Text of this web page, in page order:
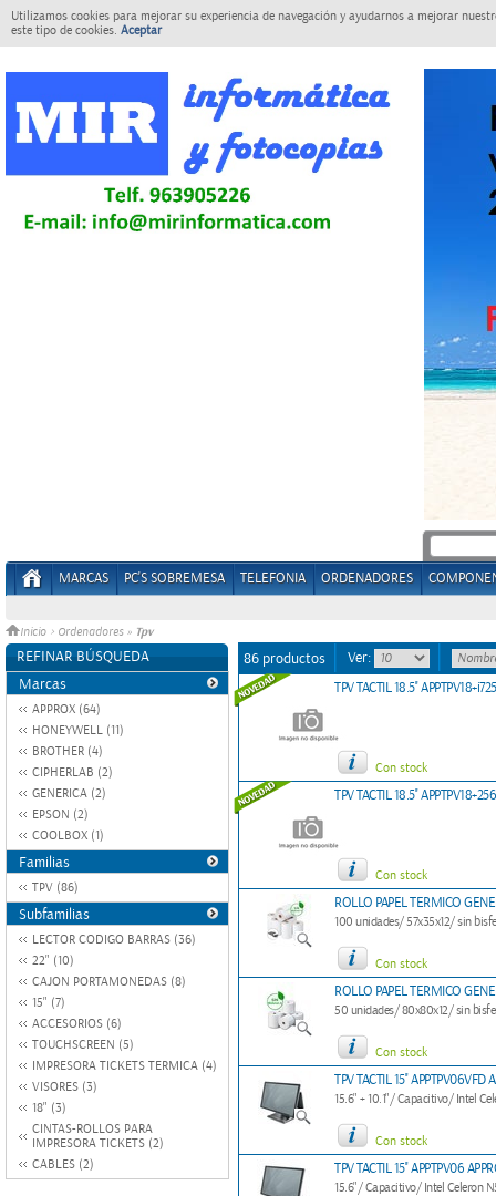
Utilizamos cookies para mejorar su experiencia de navegación y ayudarnos a mejorar
este tipo de cookies. Aceptar
MARCAS PC'S SOBREMESA TELEFONIA ORDENADORES
Inicio > Ordenadores » Tpv
REFINAR BÚSQUEDA
Marcas
APPROX (64)
HONEYWELL (11)
BROTHER (4)
CIPHERLAB (2)
GENERICA (2)
EPSON (2)
COOLBOX (1)
Familias
TPV (86)
Subfamilias
LECTOR CODIGO BARRAS (36)
22" (10)
CAJON PORTAMONEDAS (8)
15" (7)
ACCESORIOS (6)
TOUCHSCREEN (5)
IMPRESORA TICKETS TERMICA (4)
VISORES (3)
18" (3)
CINTAS-ROLLOS PARA
IMPRESORA TICKETS (2)
CABLES (2)
86 productos Ver:
TPV TACTIL 18.5''
Con stock
TPV TACTIL 18.5''
Con stock
ROLLO PAPEL TERMICO
100 unidades/ 57x35x12/ sin
Con stock
ROLLO PAPEL TERMICO
50 unidades/ 80x80x12/ sin
Con stock
TPV TACTIL 15'' APPTPV06VFD
15.6" + 10.1"/ Capacitivo/ Intel
Con stock
TPV TACTIL 15'' APPTPV06
15.6"/ Capacitivo/ Intel Celeron